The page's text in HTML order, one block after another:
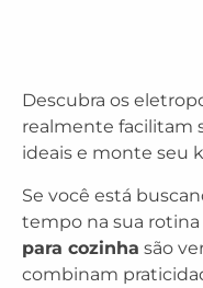
Descubra os
realmente facilitam
ideais e monte seu
Se você está
tempo na sua rotina
para cozinha são
combinam